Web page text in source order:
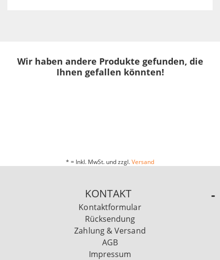
Wir haben andere Produkte gefunden, die
Ihnen gefallen könnten!
* = Inkl. MwSt. und zzgl.Versand
KONTAKT
Kontaktformular
Rücksendung
Zahlung & Versand
AGB
Impressum